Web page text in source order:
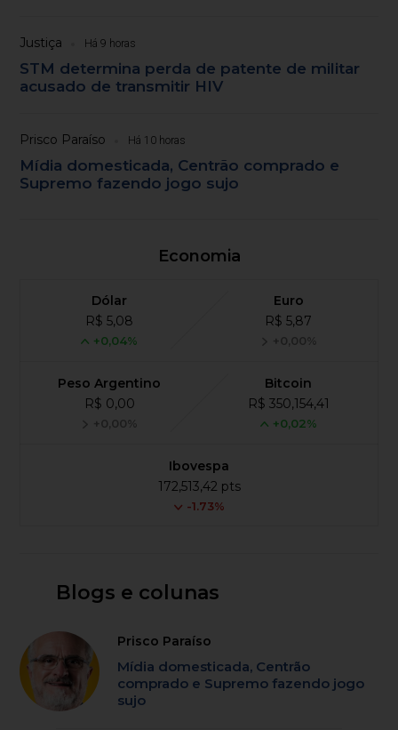
Justiça Há 9 horas
STM determina perda de patente de militar
acusado de transmitir HIV
Prisco Paraíso Há 10 horas
Mídia domesticada, Centrão comprado e
Supremo fazendo jogo sujo
Economia
Dólar
R$ 5,08
+0,04%
Euro
R$ 5,87
+0,00%
Peso Argentino
R$ 0,00
+0,00%
Bitcoin
R$ 350,154,41
+0,02%
Ibovespa
172,513,42 pts
-1.73%
Blogs e colunas
Prisco Paraíso
Mídia domesticada, Centrão
comprado e Supremo fazendo jogo
sujo